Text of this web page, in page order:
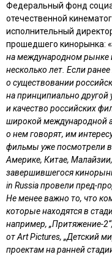
Федеральный фонд
отечественной
исполнительный
прошедшего кинорынка:
на международном рынке
несколько лет. Если
о существовании
на принципиально другой
и качество российских
широкой международной
о нем говорят, им
фильмы уже посмотрели
Америке, Китае,
завершившегося
in Russia провели пред-
Не менее важно то, что
которые находятся в
например, „Притяжение-
от Art Pictures, „Детский
проектам на ранней